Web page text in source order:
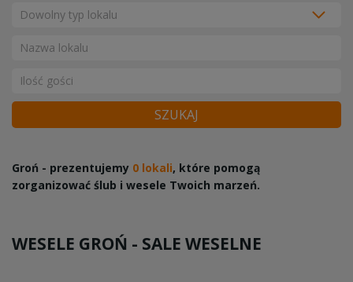
SZUKAJ
Groń - prezentujemy 0 lokali, które pomogą
zorganizować ślub i wesele Twoich marzeń.
WESELE GROŃ - SALE WESELNE